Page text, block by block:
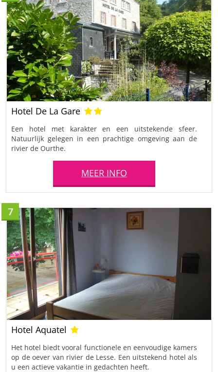
Hotel De La Gare
Een hotel met karakter en een uitstekende sfeer.
Natuurlijk gelegen in een prachtige omgeving aan de
rivier de Ourthe.
MEER INFO
7
Hotel Aquatel
Het hotel biedt vooral functionele en eenvoudige kamers
op de oever van rivier de Lesse. Een uitstekend hotel als
u een actieve vakantie in gedachten heeft.